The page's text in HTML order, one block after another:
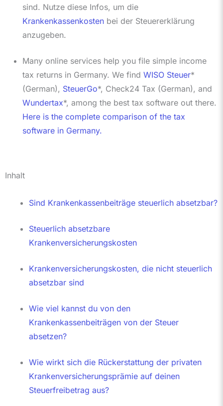
sind. Nutze diese Infos, um die
Krankenkassenkosten bei der Steuererklärung
anzugeben.
Many online services help you file simple income
tax returns in Germany. We find WISO Steuer*
(German), SteuerGo*, Check24 Tax (German), and
Wundertax*, among the best tax software out there.
Here is the complete comparison of the tax
software in Germany.
Inhalt
Sind Krankenkassenbeiträge steuerlich absetzbar?
Steuerlich absetzbare
Krankenversicherungskosten
Krankenversicherungskosten, die nicht steuerlich
absetzbar sind
Wie viel kannst du von den
Krankenkassenbeiträgen von der Steuer
absetzen?
Wie wirkt sich die Rückerstattung der privaten
Krankenversicherungsprämie auf deinen
Steuerfreibetrag aus?